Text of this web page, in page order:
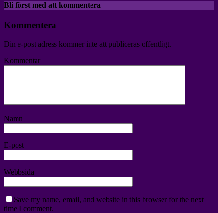
Bli först med att kommentera
Kommentera
Din e-post adress kommer inte att publiceras offentligt.
Kommentar
Namn
E-post
Webbsida
Save my name, email, and website in this browser for the next
time I comment.